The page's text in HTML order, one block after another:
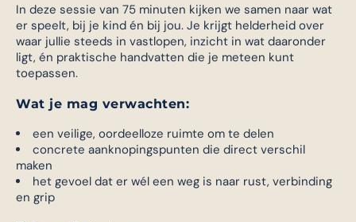
In deze sessie van 75 minuten kijken we samen naar wat
er speelt, bij je kind én bij jou. Je krijgt helderheid over
waar jullie steeds in vastlopen, inzicht in wat daaronder
ligt, én praktische handvatten die je meteen kunt
toepassen.
Wat je mag verwachten:
een veilige, oordeelloze ruimte om te delen
concrete aanknopingspunten die direct verschil
maken
het gevoel dat er wél een weg is naar rust, verbinding
en grip